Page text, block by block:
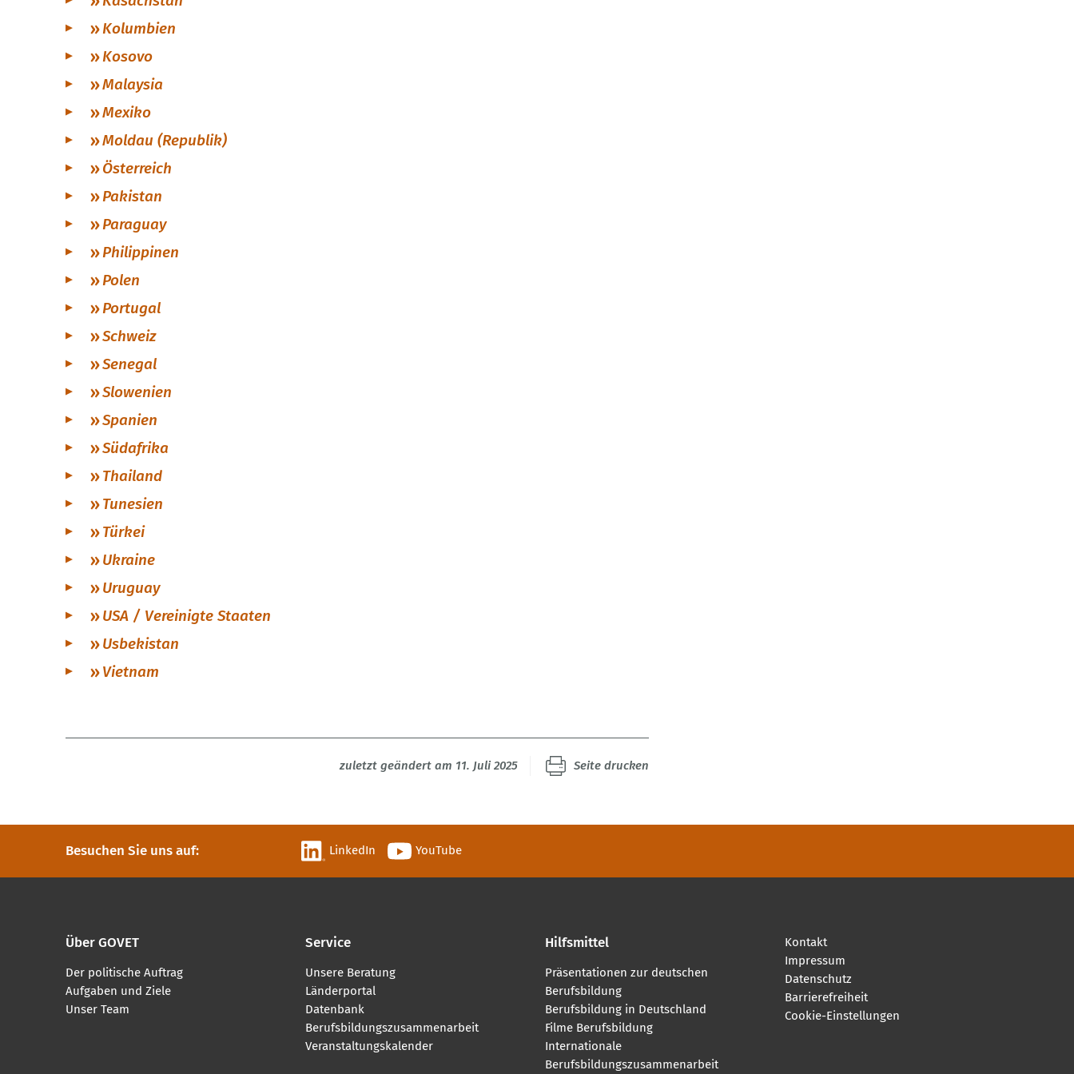
Kolumbien
Kosovo
Malaysia
Mexiko
Moldau (Republik)
Österreich
Pakistan
Paraguay
Philippinen
Polen
Portugal
Schweiz
Senegal
Slowenien
Spanien
Südafrika
Thailand
Tunesien
Türkei
Ukraine
Uruguay
USA / Vereinigte Staaten
Usbekistan
Vietnam
zuletzt geändert am 11. Juli 2025 Seite drucken
Besuchen Sie uns auf: LinkedIn YouTube
Über GOVET
Der politische Auftrag
Aufgaben und Ziele
Unser Team
Service
Unsere Beratung
Länderportal
Datenbank
Berufsbildungszusammenarbeit
Veranstaltungskalender
Hilfsmittel
Präsentationen zur deutschen
Berufsbildung
Berufsbildung in Deutschland
Filme Berufsbildung
Internationale
Berufsbildungszusammenarbeit
Kontakt
Impressum
Datenschutz
Barrierefreiheit
Cookie-Einstellungen